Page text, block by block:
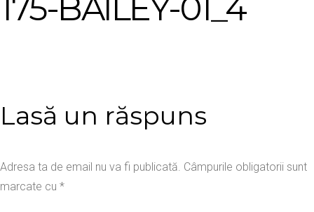
175-BAILEY-01_4
Lasă un răspuns
Adresa ta de email nu va fi publicată. Câmpurile obligatorii sunt
marcate cu *